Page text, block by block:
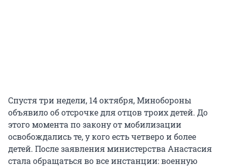
Спустя три недели, 14 октября, Минобороны
объявило об отсрочке для отцов троих детей. До
этого момента по закону от мобилизации
освобождались те, у кого есть четверо и более
детей. После заявления министерства Анастасия
стала обращаться во все инстанции: военную